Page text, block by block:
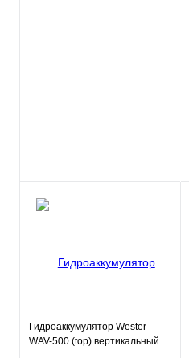
Гидроаккумулятор Wester
WAV-500 (top) вертикальный